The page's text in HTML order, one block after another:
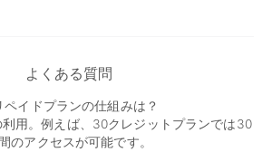
よくある質問
ペイドプランの仕組みは？
利用。例えば、30クレジットプランでは30
のアクセスが可能です。